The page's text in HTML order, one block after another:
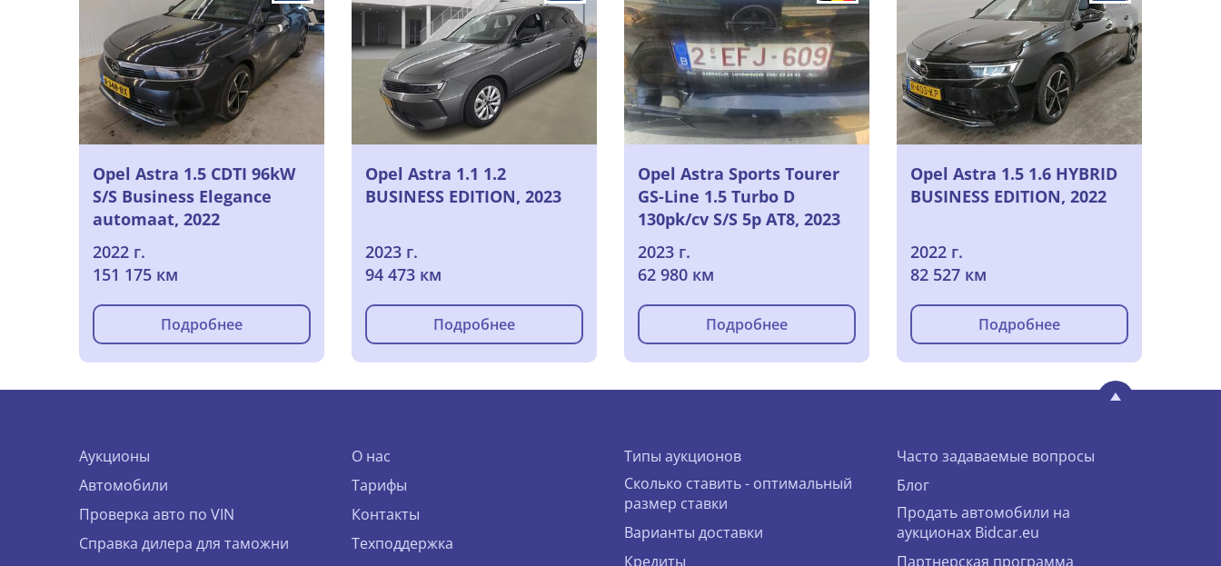
Opel Astra 1.5 CDTI 96kW
S/S Business Elegance
automaat, 2022
2022 г.
151 175 км
Подробнее
Opel Astra 1.1 1.2
BUSINESS EDITION, 2023
2023 г.
94 473 км
Подробнее
Opel Astra Sports Tourer
GS-Line 1.5 Turbo D
130pk/cv S/S 5p AT8, 2023
2023 г.
62 980 км
Подробнее
Opel Astra 1.5 1.6 HYBRID
BUSINESS EDITION, 2022
2022 г.
82 527 км
Подробнее
Аукционы
Автомобили
Проверка авто по VIN
Справка дилера для таможни
О нас
Тарифы
Контакты
Техподдержка
Типы аукционов
Сколько ставить - оптимальный
размер ставки
Варианты доставки
Кредиты
Часто задаваемые вопросы
Блог
Продать автомобили на
аукционах Bidcar.eu
Партнерская программа